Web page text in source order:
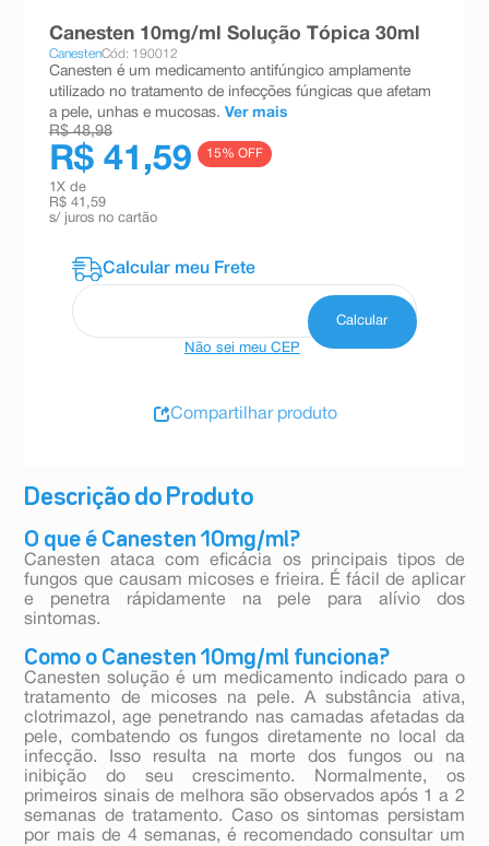
Descrição do Produto
O que é Canesten 10mg/ml?
Canesten ataca com eficácia os principais tipos de
fungos que causam micoses e frieira. É fácil de aplicar
e penetra rápidamente na pele para alívio dos
sintomas.
Como o Canesten 10mg/ml funciona?
Canesten solução é um medicamento indicado para o
tratamento de micoses na pele. A substância ativa,
clotrimazol, age penetrando nas camadas afetadas da
pele, combatendo os fungos diretamente no local da
infecção. Isso resulta na morte dos fungos ou na
inibição do seu crescimento. Normalmente, os
primeiros sinais de melhora são observados após 1 a 2
semanas de tratamento. Caso os sintomas persistam
por mais de 4 semanas, é recomendado consultar um
Canesten 10mg/ml Solução Tópica 30ml
CanestenCód: 190012
Canesten é um medicamento antifúngico amplamente
utilizado no tratamento de infecções fúngicas que afetam
a pele, unhas e mucosas. Ver mais
R$ 48,98
R$ 41,59 15% OFF
1 X de
R$ 41,59
s/ juros no cartão
Não sei meu CEP
Compartilhar produto
teste gravidez
absorvente
ºshampoo